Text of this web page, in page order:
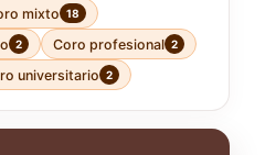
mixto 18
2 Coro profesional 2
universitario 2